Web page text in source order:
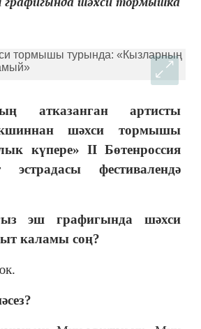
атказанган артисты
шәхси тормышы
күпере» II Бөтенроссия
эстрадасы фестивалендә
эш графигында шәхси
каламы соң?